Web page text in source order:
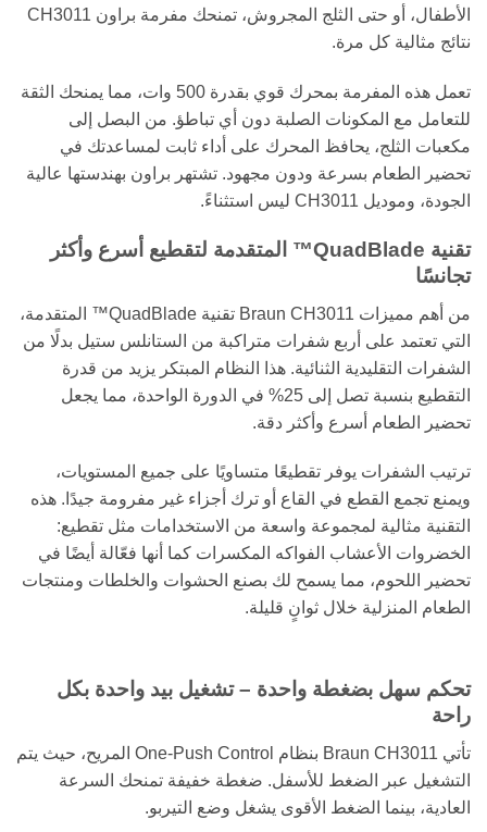
الأطفال، أو حتى الثلج المجروش، تمنحك مفرمة براون CH3011
نتائج مثالية كل مرة.
تعمل هذه المفرمة بمحرك قوي بقدرة 500 وات، مما يمنحك الثقة
للتعامل مع المكونات الصلبة دون أي تباطؤ. من البصل إلى
مكعبات الثلج، يحافظ المحرك على أداء ثابت لمساعدتك في
تحضير الطعام بسرعة ودون مجهود. تشتهر براون بهندستها عالية
الجودة، وموديل CH3011 ليس استثناءً.
تقنية QuadBlade™ المتقدمة لتقطيع أسرع وأكثر
تجانسًا
من أهم مميزات Braun CH3011 تقنية QuadBlade™ المتقدمة،
التي تعتمد على أربع شفرات متراكبة من الستانلس ستيل بدلًا من
الشفرات التقليدية الثنائية. هذا النظام المبتكر يزيد من قدرة
التقطيع بنسبة تصل إلى 25% في الدورة الواحدة، مما يجعل
تحضير الطعام أسرع وأكثر دقة.
ترتيب الشفرات يوفر تقطيعًا متساويًا على جميع المستويات،
ويمنع تجمع القطع في القاع أو ترك أجزاء غير مفرومة جيدًا. هذه
التقنية مثالية لمجموعة واسعة من الاستخدامات مثل تقطيع:
الخضروات الأعشاب الفواكه المكسرات كما أنها فعّالة أيضًا في
تحضير اللحوم، مما يسمح لك بصنع الحشوات والخلطات ومنتجات
الطعام المنزلية خلال ثوانٍ قليلة.
تحكم سهل بضغطة واحدة – تشغيل بيد واحدة بكل
راحة
تأتي Braun CH3011 بنظام One-Push Control المريح، حيث يتم
التشغيل عبر الضغط للأسفل. ضغطة خفيفة تمنحك السرعة
العادية، بينما الضغط الأقوى يشغل وضع التيربو.